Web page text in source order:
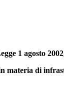
1 agosto
materia di